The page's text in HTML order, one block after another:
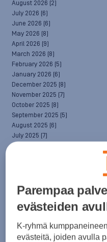
August 2026 (2)
July 2026 (6)
June 2026 (6)
May 2026 (8)
April 2026 (9)
March 2026 (8)
February 2026 (5)
January 2026 (6)
December 2025 (8)
November 2025 (7)
October 2025 (8)
September 2025 (5)
August 2025 (6)
July 2025 (7)
June 2025
February 2025(6)
January 2025(8)
December 2024(6)
October 2024 (8)
September 2024(4)
Parempaa
evästeiden
K-ryhmä
evästeitä, joiden avulla